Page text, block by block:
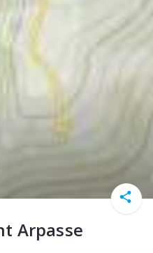
Arpasse